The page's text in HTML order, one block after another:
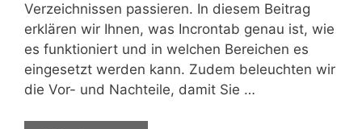
Verzeichnissen passieren. In diesem Beitrag
erklären wir Ihnen, was Incrontab genau ist, wie
es funktioniert und in welchen Bereichen es
eingesetzt werden kann. Zudem beleuchten wir
die Vor- und Nachteile, damit Sie …